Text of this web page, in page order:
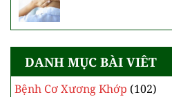
DANH MỤC BÀI VIÊT
Bệnh Cơ Xương Khớp (102)